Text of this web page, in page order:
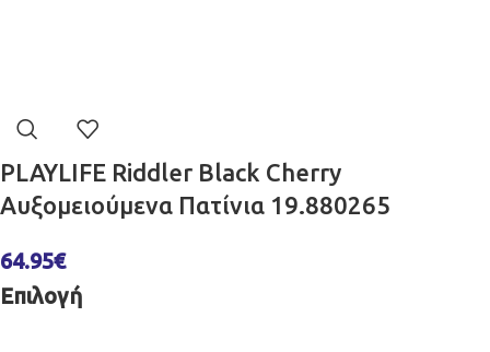
PLAYLIFE Riddler Black Cherry
Αυξομειούμενα Πατίνια 19.880265
64.95€
Επιλογή